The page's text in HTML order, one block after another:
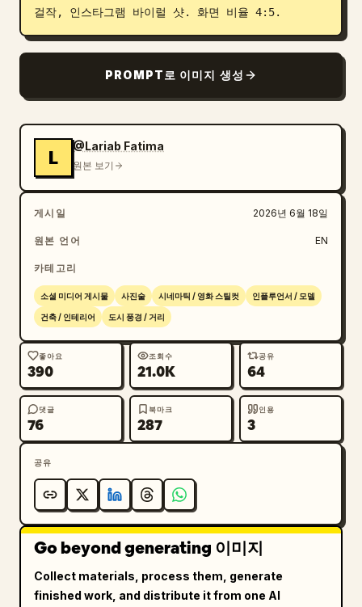
걸작, 인스타그램 바이럴 샷. 화면 비율 4:5.
PROMPT로 이미지 생성
L
@Lariab Fatima‎
원본 보기
게시일 2026년 6월 18일
원본 언어 EN
카테고리
소셜 미디어 게시물 사진술 시네마틱 / 영화 스틸컷 인플루언서 / 모델
건축 / 인테리어 도시 풍경 / 거리
좋아요
390
조회수
21.0K
공유
64
댓글
76
북마크
287
인용
3
공유
Go beyond generating 이미지
Collect materials, process them, generate
finished work, and distribute it from one AI